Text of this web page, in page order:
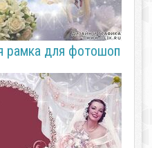
рамка для фотошоп